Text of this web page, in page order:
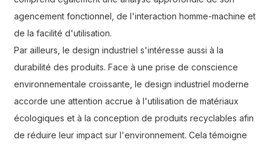
agencement fonctionnel, de l'interaction homme-machine et
de la facilité d'utilisation.
Par ailleurs, le design industriel s'intéresse aussi à la
durabilité des produits. Face à une prise de conscience
environnementale croissante, le design industriel moderne
accorde une attention accrue à l'utilisation de matériaux
écologiques et à la conception de produits recyclables afin
de réduire leur impact sur l'environnement. Cela témoigne